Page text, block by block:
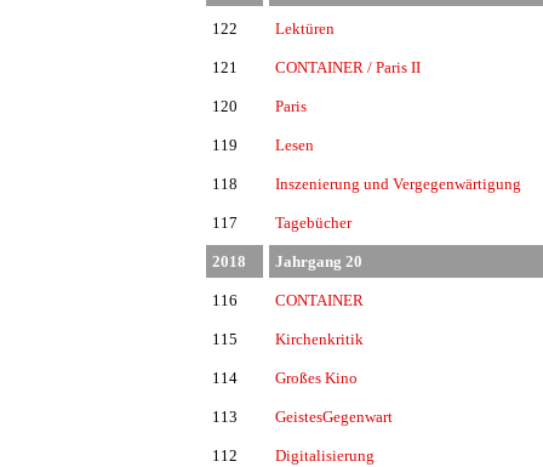
122 Lektüren
121 CONTAINER / Paris II
120 Paris
119 Lesen
118 Inszenierung und Vergegenwärtigung
117 Tagebücher
2018 Jahrgang 20
116 CONTAINER
115 Kirchenkritik
114 Großes Kino
113 GeistesGegenwart
112 Digitalisierung